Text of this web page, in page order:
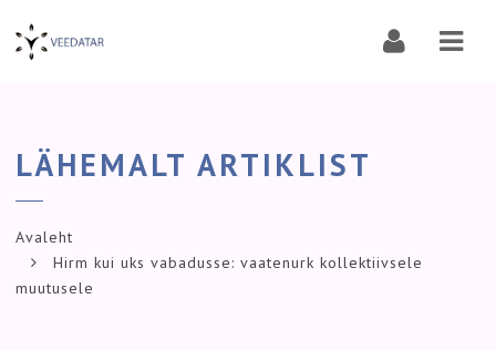
LÄHEMALT ARTIKLIST
Avaleht
Hirm kui uks vabadusse: vaatenurk kollektiivsele
muutusele